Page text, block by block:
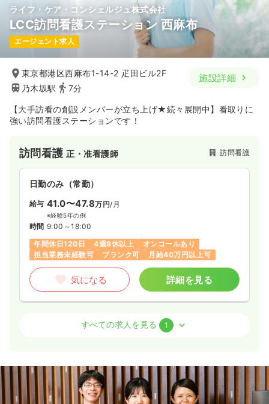
ライフ・ケア・コンシェルジュ株式会社
LCC訪問看護ステーション 西麻布
エージェント求人
東京都港区西麻布1-14-2 疋田ビル2F
乃木坂駅
7分
施設詳細
【大手訪看の創設メンバーが立ち上げ★続々展開中】看取りに
強い訪問看護ステーションです！
訪問看護正・准看護師 訪問看護
日勤のみ（常勤）
給与 41.0〜47.8万円/月
※経験5年の例
時間 9:00～18:00
年間休日120日
4週8休以上
オンコールあり
担当業務未経験可
ブランク可 月給40万円以上可
気になる 詳細を見る
正看護師 / 管理職
給与 41.0〜47.8万円
※経験5年の例
時間 9:00～18:00
すべての求人を見る 1